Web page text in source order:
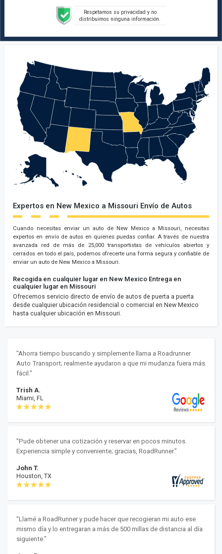
Respetamos su privacidad y no
distribuimos ninguna información.
Expertos en New Mexico a Missouri Envío de Autos
Cuando necesitas enviar un auto de New Mexico a Missouri, necesitas
expertos en envío de autos en quienes puedas confiar. A través de nuestra
avanzada red de más de 25,000 transportistas de vehículos abiertos y
cerrados en todo el país, podemos ofrecerte una forma segura y confiable de
enviar un auto de New Mexico a Missouri.
Recogida en cualquier lugar en New Mexico Entrega en
cualquier lugar en Missouri
Ofrecemos servicio directo de envío de autos de puerta a puerta
desde cualquier ubicación residencial o comercial en New Mexico
hasta cualquier ubicación en Missouri.
"Ahorra tiempo buscando y simplemente llama a Roadrunner
Auto Transport; realmente ayudaron a que mi mudanza fuera más
fácil."
Trish A.
Miami, FL
"Pude obtener una cotización y reservar en pocos minutos.
Experiencia simple y conveniente; gracias, RoadRunner."
John T.
Houston, TX
"Llamé a RoadRunner y pude hacer que recogieran mi auto ese
mismo día y lo entregaran a más de 500 millas de distancia al día
siguiente."